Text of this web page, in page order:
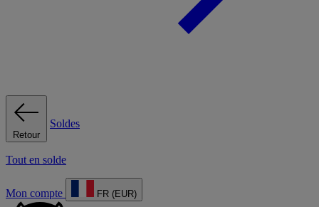
Retour
Soldes
Tout en solde
Mon compte FR (EUR)